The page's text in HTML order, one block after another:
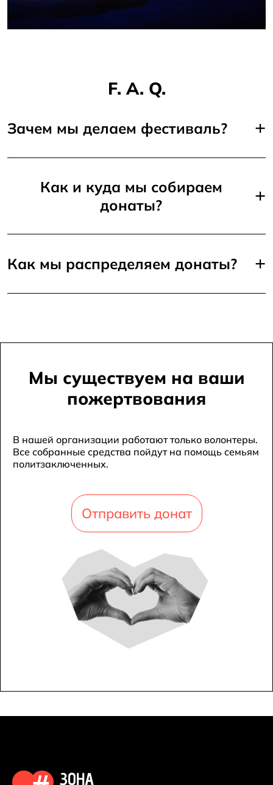
F. A. Q.
Зачем мы делаем фестиваль? +
Как и куда мы собираем
донаты?
+
Как мы распределяем донаты? +
Мы существуем на ваши
пожертвования
В нашей организации работают только волонтеры.
Все собранные средства пойдут на помощь семьям
политзаключенных.
Отправить донат
ЗОНА